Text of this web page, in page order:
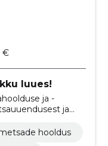
€
luues!
ja -
ja
hooldus